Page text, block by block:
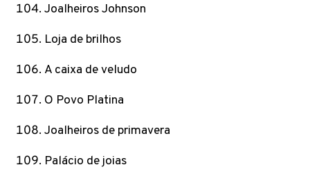
Joalheiros Johnson
Loja de brilhos
A caixa de veludo
O Povo Platina
Joalheiros de primavera
Palácio de joias